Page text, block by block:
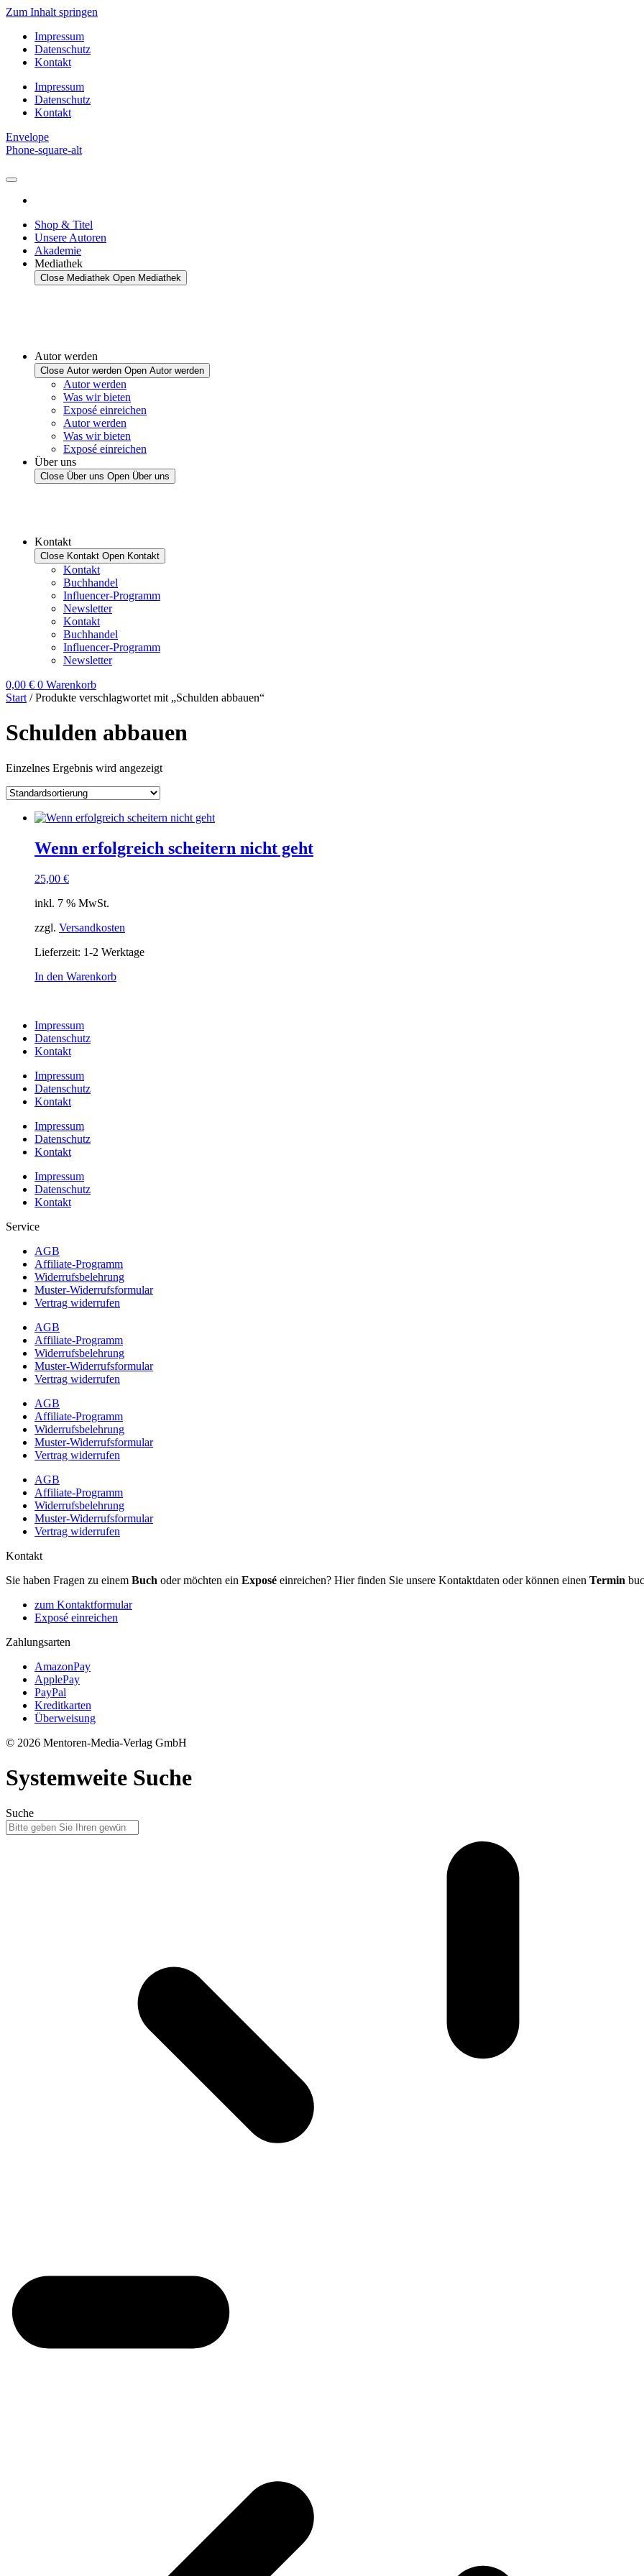
Zum Inhalt springen
Impressum
Datenschutz
Kontakt
Impressum
Datenschutz
Kontakt
Envelope
Phone-square-alt
Shop & Titel
Unsere Autoren
Akademie
Mediathek
Close Mediathek Open Mediathek
Autor werden
Close Autor werden Open Autor werden
Autor werden
Was wir bieten
Exposé einreichen
Autor werden
Was wir bieten
Exposé einreichen
Über uns
Close Über uns Open Über uns
Kontakt
Close Kontakt Open Kontakt
Kontakt
Buchhandel
Influencer-Programm
Newsletter
Kontakt
Buchhandel
Influencer-Programm
Newsletter
0,00 € 0 Warenkorb
Start / Produkte verschlagwortet mit „Schulden abbauen“
Schulden abbauen
Einzelnes Ergebnis wird angezeigt
Wenn erfolgreich scheitern nicht geht
25,00 €
inkl. 7 % MwSt.
zzgl. Versandkosten
Lieferzeit: 1-2 Werktage
In den Warenkorb
Impressum
Datenschutz
Kontakt
Impressum
Datenschutz
Kontakt
Impressum
Datenschutz
Kontakt
Impressum
Datenschutz
Kontakt
Service
AGB
Affiliate-Programm
Widerrufsbelehrung
Muster-Widerrufsformular
Vertrag widerrufen
AGB
Affiliate-Programm
Widerrufsbelehrung
Muster-Widerrufsformular
Vertrag widerrufen
AGB
Affiliate-Programm
Widerrufsbelehrung
Muster-Widerrufsformular
Vertrag widerrufen
AGB
Affiliate-Programm
Widerrufsbelehrung
Muster-Widerrufsformular
Vertrag widerrufen
Kontakt
Sie haben Fragen zu einem Buch oder möchten ein Exposé einreichen? Hier finden Sie unsere Kontaktdaten oder können einen Termin
zum Kontaktformular
Exposé einreichen
Zahlungsarten
AmazonPay
ApplePay
PayPal
Kreditkarten
Überweisung
© 2026 Mentoren-Media-Verlag GmbH
Systemweite Suche
Suche